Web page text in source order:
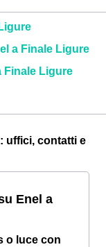
a Finale Ligure
Finale Ligure
uffici, contatti e
Enel a
o luce con